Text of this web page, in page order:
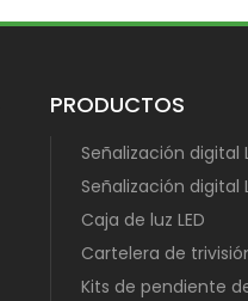
PRODUCTOS
Señalización digital
Señalización digital
Caja de luz LED
Cartelera de
Kits de pendiente